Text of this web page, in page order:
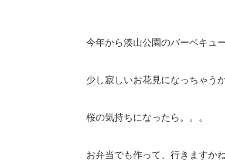
今年から湊山公園のバーベキュ
少し寂しいお花見になっちゃう
桜の気持ちになったら。。。
お弁当でも作って、行きますかね